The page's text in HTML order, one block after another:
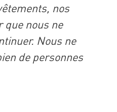
nos
que nous ne
Nous ne
de personnes